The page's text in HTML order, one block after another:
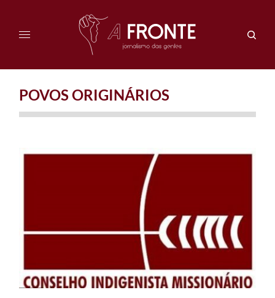
POVOS ORIGINÁRIOS